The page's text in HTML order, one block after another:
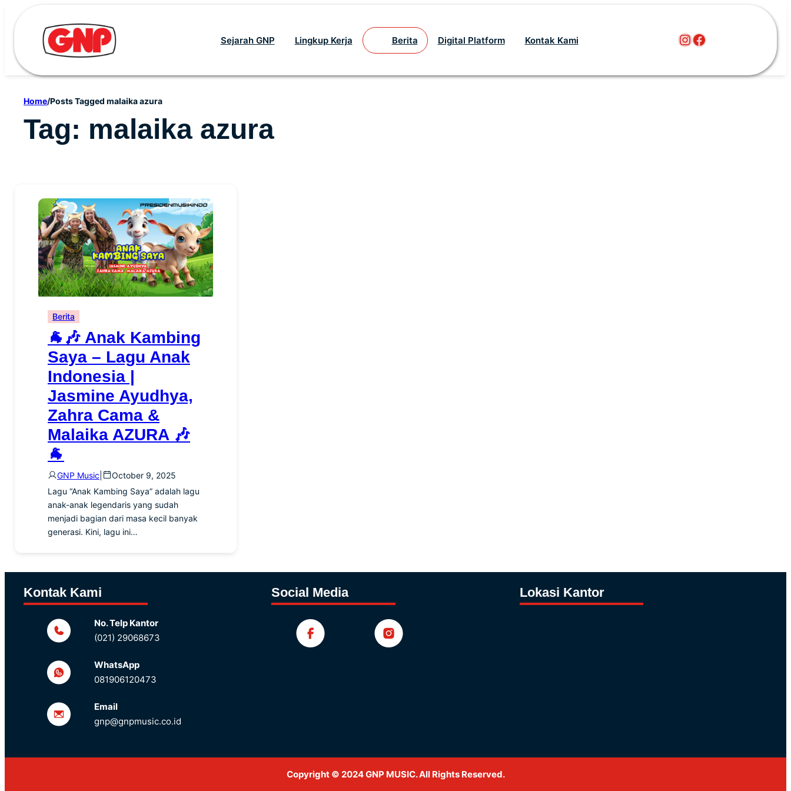
Sejarah GNP Lingkup Kerja Berita Digital Platform Kontak Kami Instagram
Facebook
Home/Posts Tagged malaika azura
Tag: malaika azura
Berita
🐐🎶 Anak Kambing
Saya – Lagu Anak
Indonesia |
Jasmine Ayudhya,
Zahra Cama &
Malaika AZURA 🎶
🐐
GNP Music
October 9, 2025
Lagu “Anak Kambing Saya” adalah lagu
anak-anak legendaris yang sudah
menjadi bagian dari masa kecil banyak
generasi. Kini, lagu ini…
Kontak Kami
No. Telp Kantor
(021) 29068673
WhatsApp
081906120473
Email
gnp@gnpmusic.co.id
Social Media Lokasi Kantor
Copyright © 2024 GNP MUSIC. All Rights Reserved.